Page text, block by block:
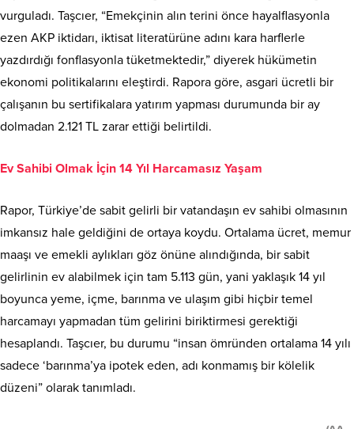
vurguladı. Taşcıer, “Emekçinin alın terini önce hayalflasyonla
ezen AKP iktidarı, iktisat literatürüne adını kara harflerle
yazdırdığı fonflasyonla tüketmektedir,” diyerek hükümetin
ekonomi politikalarını eleştirdi. Rapora göre, asgari ücretli bir
çalışanın bu sertifikalara yatırım yapması durumunda bir ay
dolmadan 2.121 TL zarar ettiği belirtildi.
Ev Sahibi Olmak İçin 14 Yıl Harcamasız Yaşam
Rapor, Türkiye’de sabit gelirli bir vatandaşın ev sahibi olmasının
imkansız hale geldiğini de ortaya koydu. Ortalama ücret, memur
maaşı ve emekli aylıkları göz önüne alındığında, bir sabit
gelirlinin ev alabilmek için tam 5.113 gün, yani yaklaşık 14 yıl
boyunca yeme, içme, barınma ve ulaşım gibi hiçbir temel
harcamayı yapmadan tüm gelirini biriktirmesi gerektiği
hesaplandı. Taşcıer, bu durumu “insan ömründen ortalama 14 yılı
sadece ‘barınma’ya ipotek eden, adı konmamış bir kölelik
düzeni” olarak tanımladı.